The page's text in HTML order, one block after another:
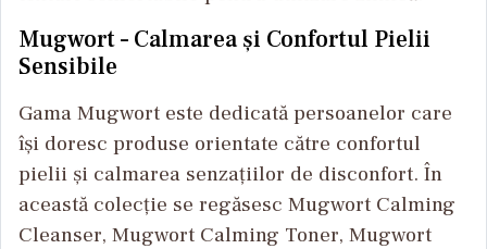
Mugwort – Calmarea și Confortul Pielii
Sensibile
Gama Mugwort este dedicată persoanelor care
își doresc produse orientate către confortul
pielii și calmarea senzațiilor de disconfort. În
această colecție se regăsesc Mugwort Calming
Cleanser, Mugwort Calming Toner, Mugwort